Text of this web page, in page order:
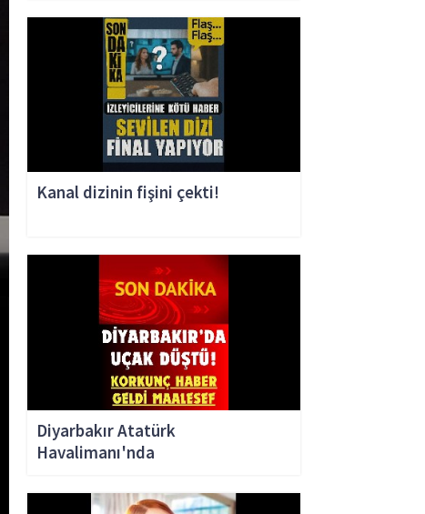
Kanal dizinin fişini çekti!
Diyarbakır Atatürk
Havalimanı'nda